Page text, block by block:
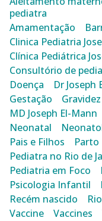
pediatra
Amamentação
Clinica Pediatria
Clínica Pediátrica
Consultório de
Doença
Dr Joseph
Gestação
Gravidez
MD Joseph El-Mann
Neonatal
Pais e Filhos
Parto
Pediatra no Rio de
Pediatria em Foco
Psicologia Infantil
Recém nascido
Vaccine
Vaccines